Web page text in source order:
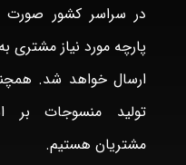
در سراسر کشور صورت
پارچه مورد نیاز مشتری
ارسال خواهد شد.
تولید منسوجات
مشتریان هستیم.